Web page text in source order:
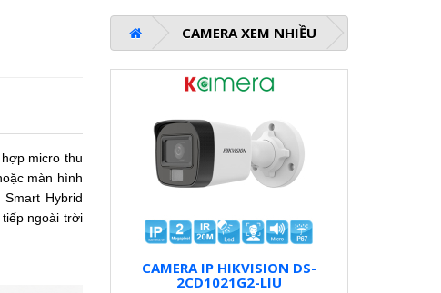
hợp micro thu
màn hình
Hybrid
ngoài trời
CAMERA XEM NHIỀU
CAMERA IP HIKVISION DS-
2CD1021G2-LIU